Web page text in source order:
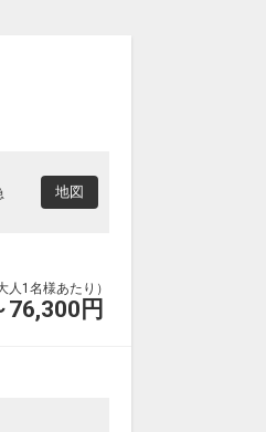
地図
人1名様あたり）
76,300 円